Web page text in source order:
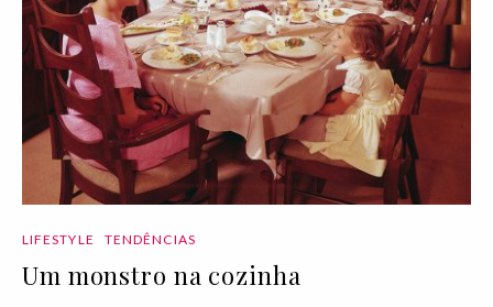
LIFESTYLE TENDÊNCIAS
Um monstro na cozinha